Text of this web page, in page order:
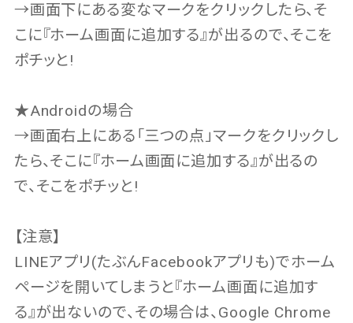
→画面下にある変なマークをクリックしたら、そ
こに『ホーム画面に追加する』が出るので、そこを
ポチッと!
★Androidの場合
→画面右上にある「三つの点」マークをクリックし
たら、そこに『ホーム画面に追加する』が出るの
で、そこをポチッと!
【注意】
LINEアプリ(たぶんFacebookアプリも)でホーム
ページを開いてしまうと『ホーム画面に追加す
る』が出ないので、その場合は、Google Chrome